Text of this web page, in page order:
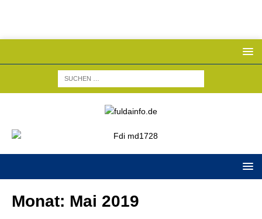
Monat: Mai 2019